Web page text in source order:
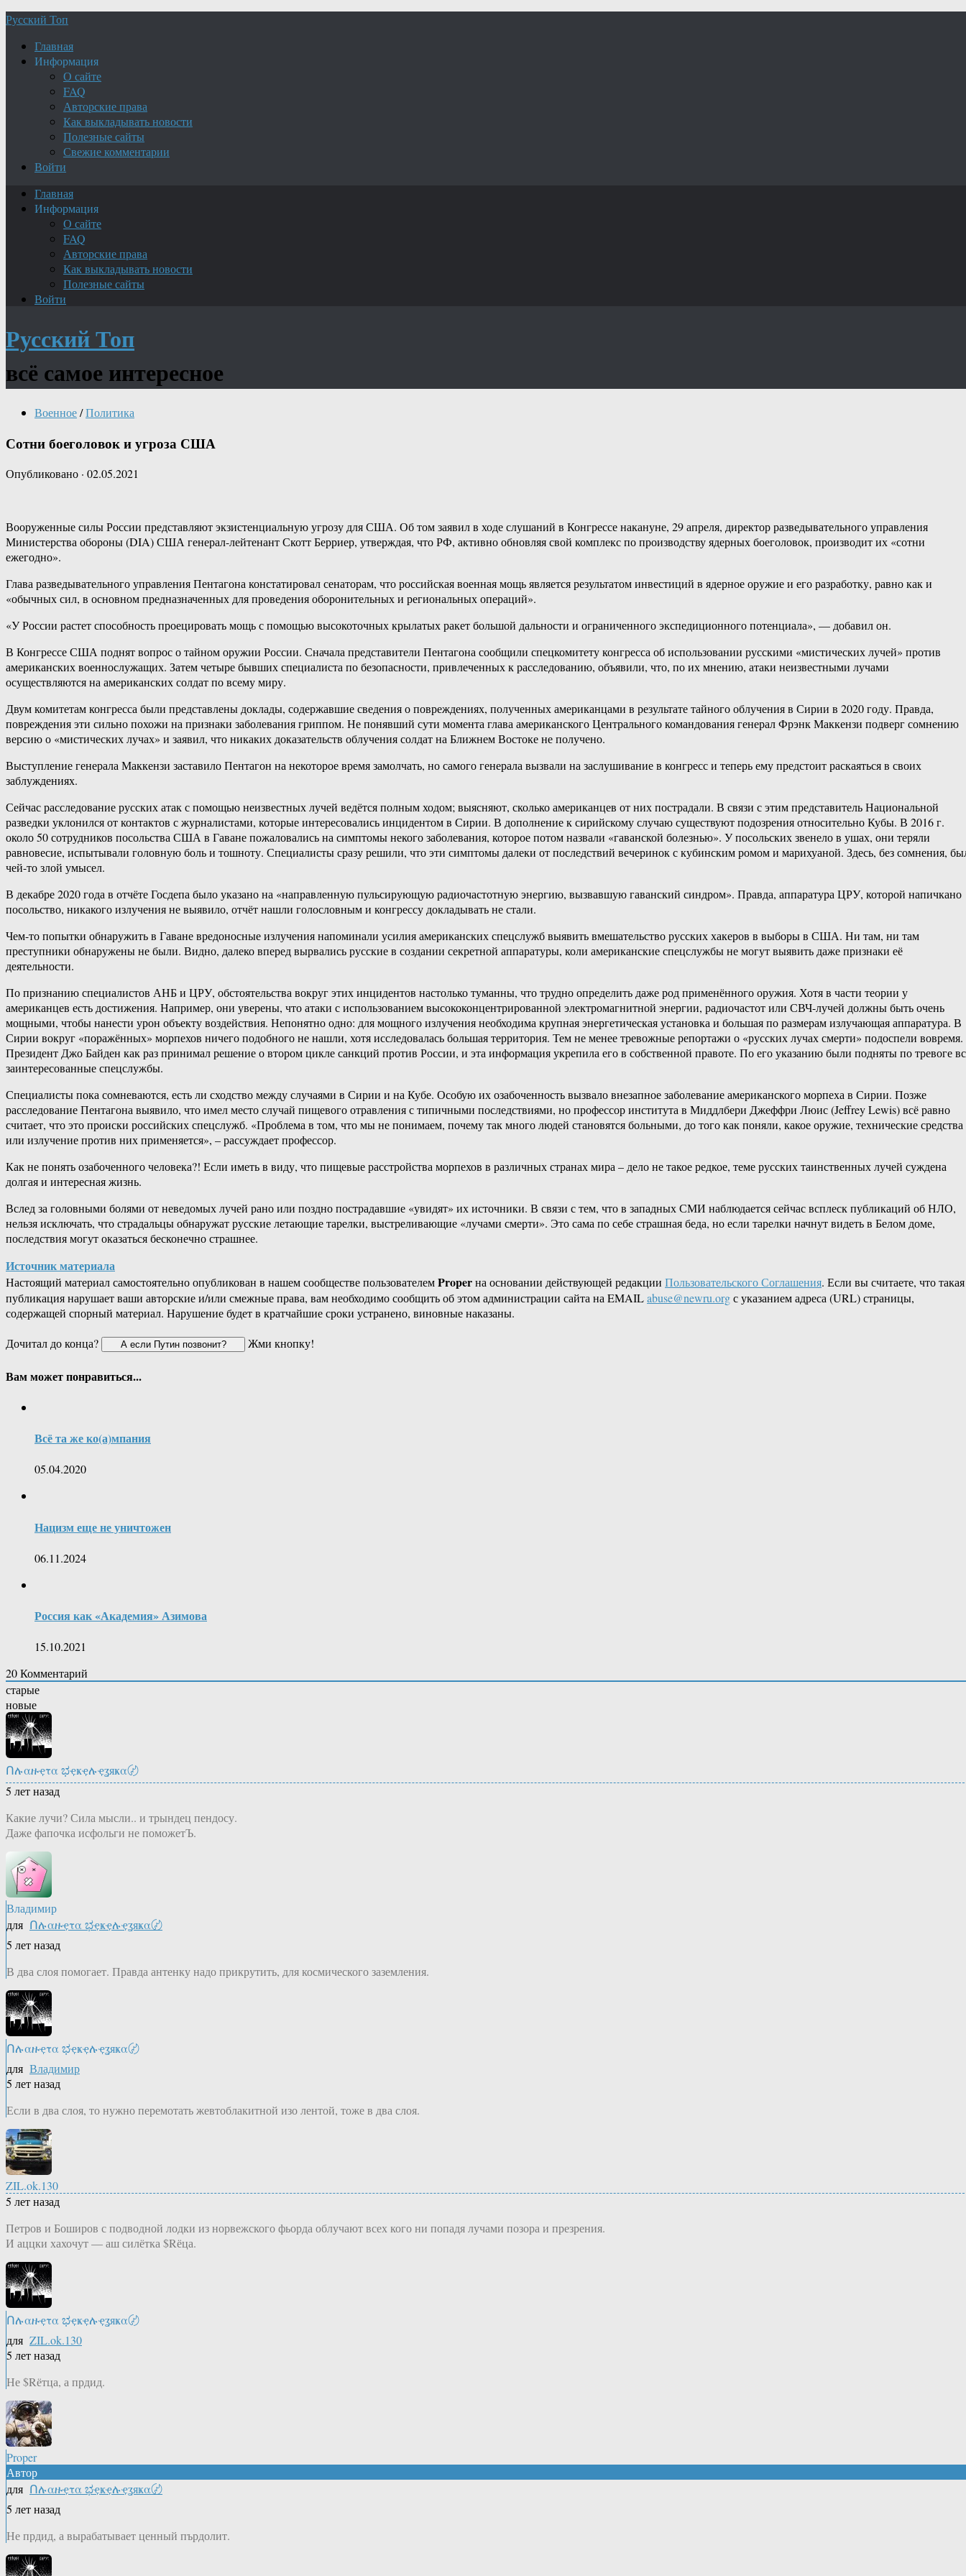
Русский Топ
Главная
Информация
О сайте
FAQ
Авторские права
Как выкладывать новости
Полезные сайты
Свежие комментарии
Войти
Главная
Информация
О сайте
FAQ
Авторские права
Как выкладывать новости
Полезные сайты
Войти
Русский Топ
всё самое интересное
Военное/Политика
Сотни боеголовок и угроза США
Опубликовано · 02.05.2021
Вооруженные силы России представляют экзистенциальную угрозу для США. Об том заявил в ходе слушаний в Конгрессе накануне, 29 апреля, директор разведывательного управления
Министерства обороны (DIA) США генерал-лейтенант Скотт Берриер, утверждая, что РФ, активно обновляя свой комплекс по производству ядерных боеголовок, производит их «сотни
ежегодно».
Глава разведывательного управления Пентагона констатировал сенаторам, что российская военная мощь является результатом инвестиций в ядерное оружие и его разработку, равно как и
«обычных сил, в основном предназначенных для проведения оборонительных и региональных операций».
«У России растет способность проецировать мощь с помощью высокоточных крылатых ракет большой дальности и ограниченного экспедиционного потенциала», — добавил он.
В Конгрессе США поднят вопрос о тайном оружии России. Сначала представители Пентагона сообщили спецкомитету конгресса об использовании русскими «мистических лучей» против
американских военнослужащих. Затем четыре бывших специалиста по безопасности, привлеченных к расследованию, объявили, что, по их мнению, атаки неизвестными лучами
осуществляются на американских солдат по всему миру.
Двум комитетам конгресса были представлены доклады, содержавшие сведения о повреждениях, полученных американцами в результате тайного облучения в Сирии в 2020 году. Правда,
повреждения эти сильно похожи на признаки заболевания гриппом. Не понявший сути момента глава американского Центрального командования генерал Фрэнк Маккензи подверг сомнению
версию о «мистических лучах» и заявил, что никаких доказательств облучения солдат на Ближнем Востоке не получено.
Выступление генерала Маккензи заставило Пентагон на некоторое время замолчать, но самого генерала вызвали на заслушивание в конгресс и теперь ему предстоит раскаяться в своих
заблуждениях.
Сейчас расследование русских атак с помощью неизвестных лучей ведётся полным ходом; выясняют, сколько американцев от них пострадали. В связи с этим представитель Национальной
разведки уклонился от контактов с журналистами, которые интересовались инцидентом в Сирии. В дополнение к сирийскому случаю существуют подозрения относительно Кубы. В 2016 г.
около 50 сотрудников посольства США в Гаване пожаловались на симптомы некого заболевания, которое потом назвали «гаванской болезнью». У посольских звенело в ушах, они теряли
равновесие, испытывали головную боль и тошноту. Специалисты сразу решили, что эти симптомы далеки от последствий вечеринок с кубинским ромом и марихуаной. Здесь, без сомнения,
чей-то злой умысел.
В декабре 2020 года в отчёте Госдепа было указано на «направленную пульсирующую радиочастотную энергию, вызвавшую гаванский синдром». Правда, аппаратура ЦРУ, которой напичкано
посольство, никакого излучения не выявило, отчёт нашли голословным и конгрессу докладывать не стали.
Чем-то попытки обнаружить в Гаване вредоносные излучения напоминали усилия американских спецслужб выявить вмешательство русских хакеров в выборы в США. Ни там, ни там
преступники обнаружены не были. Видно, далеко вперед вырвались русские в создании секретной аппаратуры, коли американские спецслужбы не могут выявить даже признаки её
деятельности.
По признанию специалистов АНБ и ЦРУ, обстоятельства вокруг этих инцидентов настолько туманны, что трудно определить даже род применённого оружия. Хотя в части теории у
американцев есть достижения. Например, они уверены, что атаки с использованием высококонцентрированной электромагнитной энергии, радиочастот или СВЧ-лучей должны быть очень
мощными, чтобы нанести урон объекту воздействия. Непонятно одно: для мощного излучения необходима крупная энергетическая установка и большая по размерам излучающая аппаратура. В
Сирии вокруг «поражённых» морпехов ничего подобного не нашли, хотя исследовалась большая территория. Тем не менее тревожные репортажи о «русских лучах смерти» подоспели вовремя.
Президент Джо Байден как раз принимал решение о втором цикле санкций против России, и эта информация укрепила его в собственной правоте. По его указанию были подняты по тревоге
заинтересованные спецслужбы.
Специалисты пока сомневаются, есть ли сходство между случаями в Сирии и на Кубе. Особую их озабоченность вызвало внезапное заболевание американского морпеха в Сирии. Позже
расследование Пентагона выявило, что имел место случай пищевого отравления с типичными последствиями, но профессор института в Миддлбери Джеффри Люис (Jeffrey Lewis) всё равно
считает, что это происки российских спецслужб. «Проблема в том, что мы не понимаем, почему так много людей становятся больными, до того как поняли, какое оружие, технические средства
или излучение против них применяется», – рассуждает профессор.
Как не понять озабоченного человека?! Если иметь в виду, что пищевые расстройства морпехов в различных странах мира – дело не такое редкое, теме русских таинственных лучей суждена
долгая и интересная жизнь.
Вслед за головными болями от неведомых лучей рано или поздно пострадавшие «увидят» их источники. В связи с тем, что в западных СМИ наблюдается сейчас всплеск публикаций об НЛО,
нельзя исключать, что страдальцы обнаружат русские летающие тарелки, выстреливающие «лучами смерти». Это сама по себе страшная беда, но если тарелки начнут видеть в Белом доме,
последствия могут оказаться бесконечно страшнее.
Источник материала
Настоящий материал самостоятельно опубликован в нашем сообществе пользователемProperна основании действующей редакции Пользовательского Соглашения. Если вы считаете, что такая
публикация нарушает ваши авторские и/или смежные права, вам необходимо сообщить об этом администрации сайта на EMAILabuse@newru.orgс указанием адреса (URL) страницы,
содержащей спорный материал. Нарушение будет в кратчайшие сроки устранено, виновные наказаны.
Дочитал до конца?
Жми кнопку!
Вам может понравиться...
Всё та же ко(а)мпания
05.04.2020
Нацизм еще не уничтожен
06.11.2024
Россия как «Академия» Азимова
15.10.2021
20Комментарий
старые
новые
Ոሉαዙҿτα ಭҿҝҿሉҿʓяҝα〄
5 лет назад
Какие лучи? Сила мысли.. и трындец пендосу.
Даже фапочка исфольги не поможетЪ.
Владимир
для Ոሉαዙҿτα ಭҿҝҿሉҿʓяҝα〄
5 лет назад
В два слоя помогает. Правда антенку надо прикрутить, для космического заземления.
Ոሉαዙҿτα ಭҿҝҿሉҿʓяҝα〄
для Владимир
5 лет назад
Если в два слоя, то нужно перемотать жевтоблакитной изо лентой, тоже в два слоя.
ZIL.ok.130
5 лет назад
Петров и Боширов с подводной лодки из норвежского фьорда облучают всех кого ни попадя лучами позора и презрения.
И аццки хахочут — аш силётка $Rёца.
Ոሉαዙҿτα ಭҿҝҿሉҿʓяҝα〄
для ZIL.ok.130
5 лет назад
Не $Rётца, а прдид.
Proper
Автор
для Ոሉαዙҿτα ಭҿҝҿሉҿʓяҝα〄
5 лет назад
Не прдид, а вырабатывает ценный пърдолит.